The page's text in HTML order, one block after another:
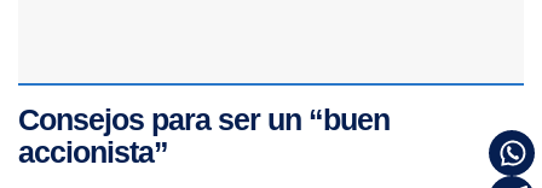
Consejos para ser un “buen
accionista”